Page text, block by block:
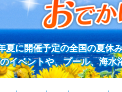
夏に開催予定の全国の夏休
イベントや、プール、海